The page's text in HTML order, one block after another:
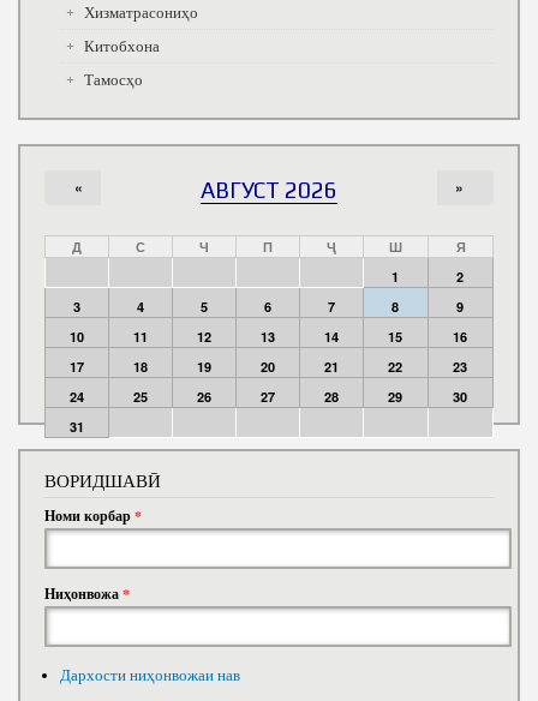
Хизматрасониҳо
Китобхона
Тамосҳо
АВГУСТ 2026
« »
Д С Ч П Ҷ Ш
Я
1
2
3
4 5 6 7 8
9
10
11 12 13 14 15
16
17
18 19 20 21 22
23
24
25 26 27 28 29
30
31
ВОРИДШАВӢ
Номи корбар*
Ниҳонвожа*
Дархости ниҳонвожаи нав